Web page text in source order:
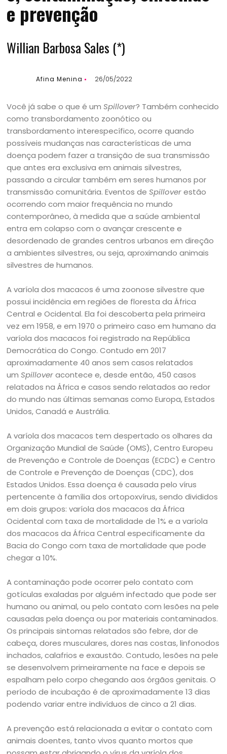
e prevenção
Willian Barbosa Sales (*)
Afina Menina 26/05/2022
Você já sabe o que é umSpillover? Também conhecido
como transbordamento zoonótico ou
transbordamento interespecífico, ocorre quando
possíveis mudanças nas características de uma
doença podem fazer a transição de sua transmissão
que antes era exclusiva em animais silvestres,
passando a circular também em seres humanos por
transmissão comunitária. Eventos deSpilloverestão
ocorrendo com maior frequência no mundo
contemporâneo, à medida que a saúde ambiental
entra em colapso com o avançar crescente e
desordenado de grandes centros urbanos em direção
a ambientes silvestres, ou seja, aproximando animais
silvestres de humanos.
A varíola dos macacos é uma zoonose silvestre que
possui incidência em regiões de floresta da África
Central e Ocidental. Ela foi descoberta pela primeira
vez em 1958, e em 1970 o primeiro caso em humano da
varíola dos macacos foi registrado na República
Democrática do Congo. Contudo em 2017
aproximadamente 40 anos sem casos relatados
umSpilloveracontece e, desde então, 450 casos
relatados na África e casos sendo relatados ao redor
do mundo nas últimas semanas como Europa, Estados
Unidos, Canadá e Austrália.
A varíola dos macacos tem despertado os olhares da
Organização Mundial de Saúde (OMS), Centro Europeu
de Prevenção e Controle de Doenças (ECDC) e Centro
de Controle e Prevenção de Doenças (CDC), dos
Estados Unidos. Essa doença é causada pelo vírus
pertencente à família dos ortopoxvírus, sendo divididos
em dois grupos: varíola dos macacos da África
Ocidental com taxa de mortalidade de 1% e a varíola
dos macacos da África Central especificamente da
Bacia do Congo com taxa de mortalidade que pode
chegar a 10%.
A contaminação pode ocorrer pelo contato com
gotículas exaladas por alguém infectado que pode ser
humano ou animal, ou pelo contato com lesões na pele
causadas pela doença ou por materiais contaminados.
Os principais sintomas relatados são febre, dor de
cabeça, dores musculares, dores nas costas, linfonodos
inchados, calafrios e exaustão. Contudo, lesões na pele
se desenvolvem primeiramente na face e depois se
espalham pelo corpo chegando aos órgãos genitais. O
período de incubação é de aproximadamente 13 dias
podendo variar entre indivíduos de cinco a 21 dias.
A prevenção está relacionada a evitar o contato com
animais doentes, tanto vivos quanto mortos que